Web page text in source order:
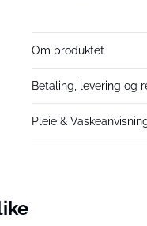
Om produktet
Betaling, levering og
Pleie &